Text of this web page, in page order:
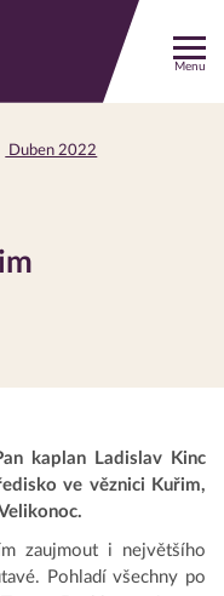
Menu
Duben 2022
kaplan Ladislav Kinc
ve věznici Kuřim,
zaujmout i největšího
Pohladí všechny po